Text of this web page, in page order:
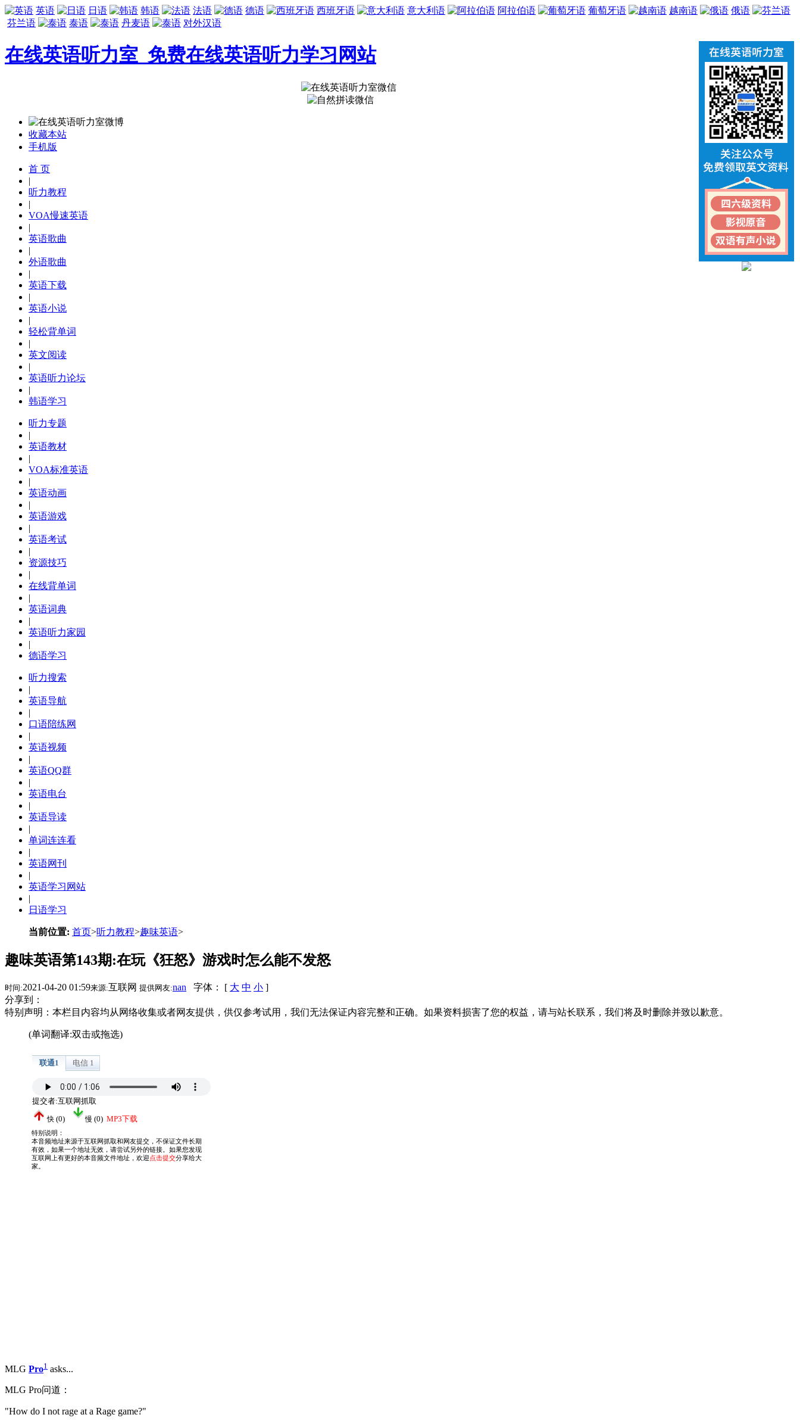
英语 日语 韩语 法语 德语 西班牙语 意大利语 阿拉伯语 葡萄牙语 越南语
俄语
芬兰语
泰语 丹麦语 对外汉语
在线英语听力室_免费在线英语听力学习网站
收藏本站
手机版
首 页
|
听力教程
|
VOA慢速英语
|
英语歌曲
|
外语歌曲
|
英语下载
|
英语小说
|
轻松背单词
|
英文阅读
|
英语听力论坛
|
韩语学习
听力专题
|
英语教材
|
VOA标准英语
|
英语动画
|
英语游戏
|
英语考试
|
资源技巧
|
在线背单词
|
英语词典
|
英语听力家园
|
德语学习
听力搜索
|
英语导航
|
口语陪练网
|
英语视频
|
英语QQ群
|
英语电台
|
英语导读
|
单词连连看
|
英语网刊
|
英语学习网站
|
日语学习
当前位置: 首页>听力教程>趣味英语>
趣味英语第143期:在玩《狂怒》游戏时怎么能不发怒
时间:2021-04-20 01:59来源:互联网 提供网友:nan 字体： [ 大 中 小 ]
分享到：
特别声明：本栏目内容均从网络收集或者网友提供，供仅参考试用，我们无法保证内容完整和正确。如果资料损害了您的权益，请与站长联系，我们将及时删除并致以歉意。
(单词翻译:双击或拖选)
MLG Pro1 asks...
MLG Pro问道：
"How do I not rage at a Rage game?"